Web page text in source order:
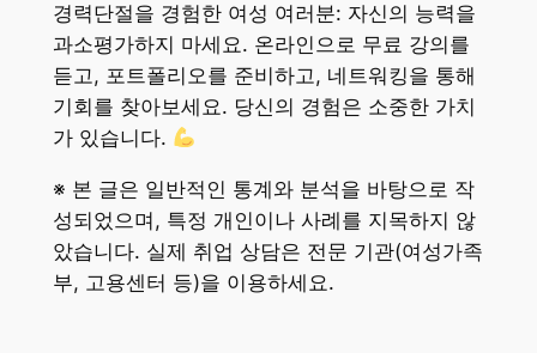
경력단절을 경험한 여성 여러분: 자신의 능력을
과소평가하지 마세요. 온라인으로 무료 강의를
듣고, 포트폴리오를 준비하고, 네트워킹을 통해
기회를 찾아보세요. 당신의 경험은 소중한 가치
가 있습니다.
※ 본 글은 일반적인 통계와 분석을 바탕으로 작
성되었으며, 특정 개인이나 사례를 지목하지 않
았습니다. 실제 취업 상담은 전문 기관(여성가족
부, 고용센터 등)을 이용하세요.